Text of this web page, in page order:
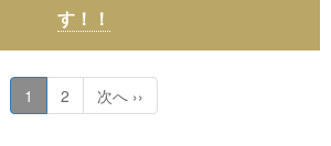
す！！
1 2 次へ ››